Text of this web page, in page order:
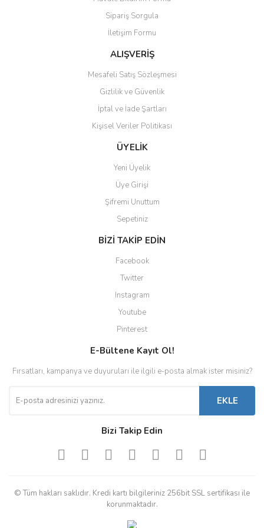
Ürün bilgilerinde hatalar bulunuyor.
Ürün fiyatı diğer sitelerden daha pahalı.
Bu ürüne benzer farklı alternatifler olmalı.
Gönder
Sipariş Sorgula
İletişim Formu
ALIŞVERİŞ
Mesafeli Satış Sözleşmesi
Gizlilik ve Güvenlik
İptal ve İade Şartları
Kişisel Veriler Politikası
ÜYELİK
Yeni Üyelik
Üye Girişi
Şifremi Unuttum
Sepetiniz
BİZİ TAKİP EDİN
Facebook
Twitter
Instagram
Youtube
Pinterest
E-Bültene Kayıt Ol!
Fırsatları, kampanya ve duyuruları ile ilgili e-posta almak ister misiniz?
EKLE
Bizi Takip Edin
© Tüm hakları saklıdır. Kredi kartı bilgileriniz 256bit SSL sertifikası ile
korunmaktadır.